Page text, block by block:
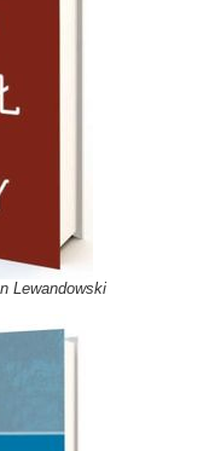
Lewandowski